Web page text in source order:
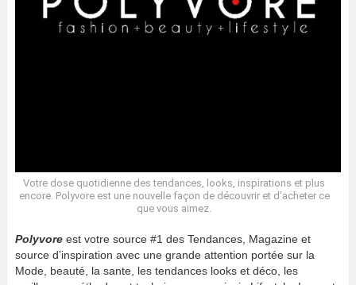
Votre dose quotidienne des tendances, looks, inspirations et plus
encore. Polyvore est une nouvelle façon de découvrir et d’acheter ce
que vous aimez.
Polyvore est votre source #1 des Tendances, Magazine et
source d’inspiration avec une grande attention portée sur la
Mode, beauté, la sante, les tendances looks et déco, les